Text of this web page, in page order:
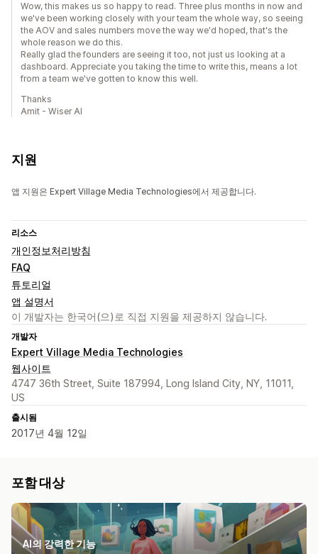
Wow, this makes us so happy to read. Three plus months in now and
we've been working closely with your team the whole way, so seeing
the AOV and sales numbers move the way we'd hoped, that's the
whole reason we do this.
Really glad the founders are seeing it too, not just us looking at a
dashboard. Appreciate you taking the time to write this, means a lot
from a team we've gotten to know this well.
Thanks
Amit - Wiser AI
지원
앱 지원은 Expert Village Media Technologies에서 제공합니다.
리소스
개인정보처리방침
FAQ
튜토리얼
앱 설명서
이 개발자는 한국어(으)로 직접 지원을 제공하지 않습니다.
개발자
Expert Village Media Technologies
웹사이트
4747 36th Street, Suite 187994, Long Island City, NY, 11011,
US
출시됨
2017년 4월 12일
포함 대상
AI의 강력한 기능